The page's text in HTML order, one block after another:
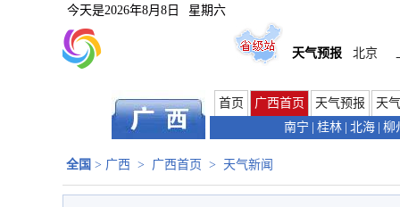
今天是2026年8月8日 星期六
天气预报 北京
首页 广西首页 天气预报
天
南宁
桂林 北海 柳
全国 > 广西 > 广西首页 > 天气新闻